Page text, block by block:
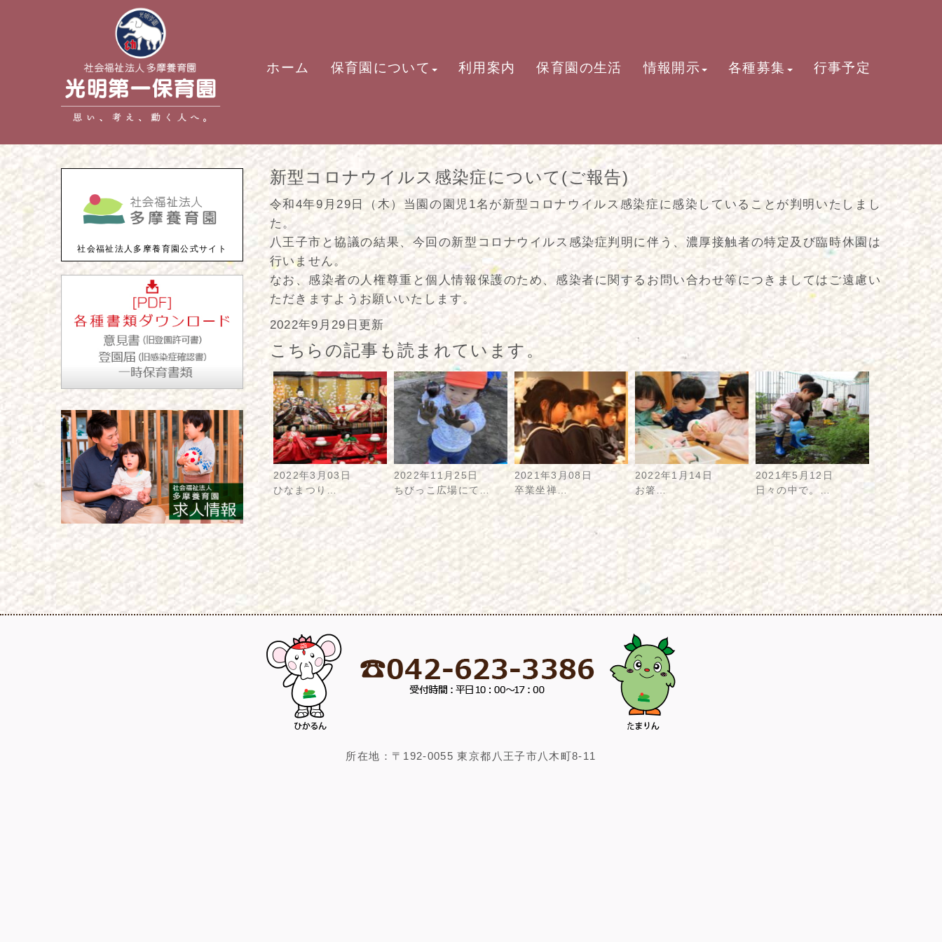
ホーム 保育園について 利用案内 保育園の生活 情報開示 各種募集 行事予定
新型コロナウイルス感染症について(ご報告)
令和4年9月29日（木）当園の園児1名が新型コロナウイルス感染症に感染していることが判明いたしまし
た。
八王子市と協議の結果、今回の新型コロナウイルス感染症判明に伴う、濃厚接触者の特定及び臨時休園は
行いません。
なお、感染者の人権尊重と個人情報保護のため、感染者に関するお問い合わせ等につきましてはご遠慮い
ただきますようお願いいたします。
2022年9月29日更新
こちらの記事も読まれています。
2022年3月03日
ひなまつり…
2022年11月25日
ちびっこ広場にて…
2021年3月08日
卒業坐禅…
2022年1月14日
お箸…
2021年5月12日
日々の中で。…
社会福祉法人多摩養育園公式サイト
所在地：〒192-0055 東京都八王子市八木町8-11